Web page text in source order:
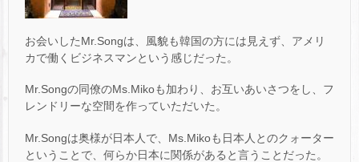
お会いしたMr.Songは、風貌も韓国の方には見えず、アメリ
カで働くビジネスマンという感じだった。
Mr.Songの同僚のMs.Mikoも加わり、お互いあいさつをし、フ
レンドリーな空間を作っていただいた。
Mr.Songは奥様が日本人で、Ms.Mikoも日本人とのクォーター
ということで、何らか日本に関係があると言うことだった。